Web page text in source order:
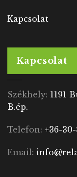
Kapcsolat
Kapcsolat
Székhely: 1191
B.ép.
Telefon: +36-
Email: